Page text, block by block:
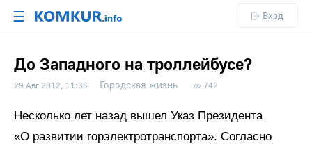
☰ Вход
До Западного на троллейбусе?
29 Авг 2012, 11:36 Городская жизнь 742
Несколько лет назад вышел Указ Президента
«О развитии горэлектротранспорта». Согласно